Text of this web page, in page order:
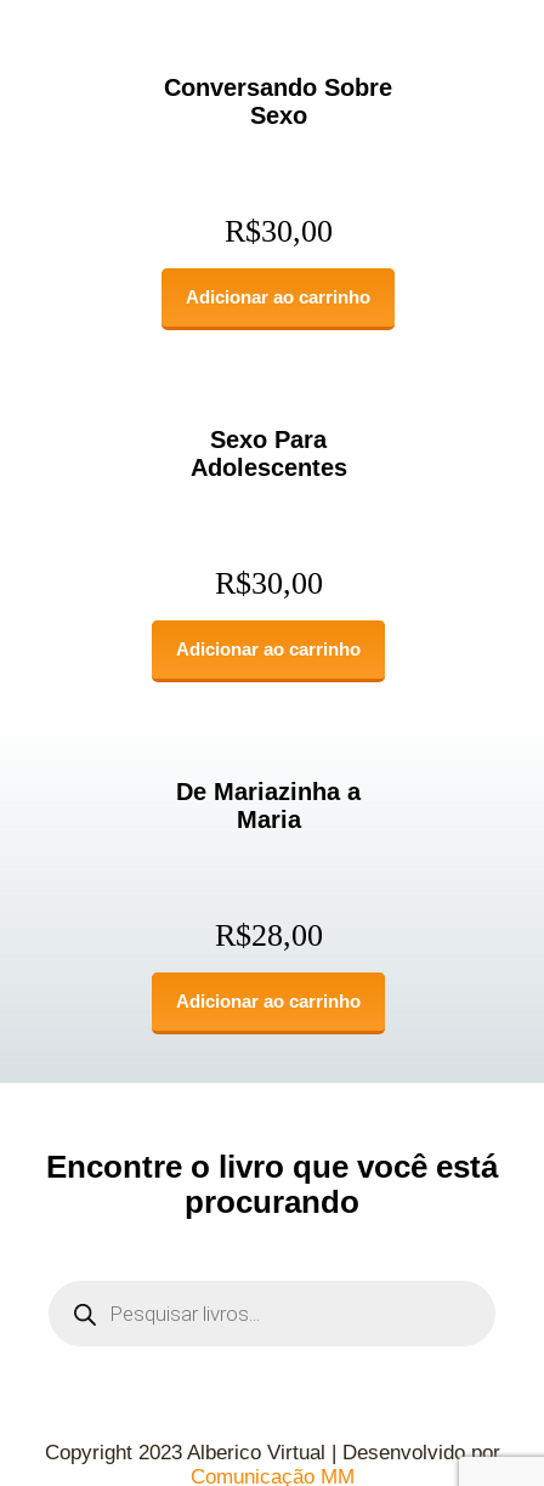
Conversando Sobre
Sexo
R$30,00
Adicionar ao carrinho
Sexo Para
Adolescentes
R$30,00
Adicionar ao carrinho
De Mariazinha a
Maria
R$28,00
Adicionar ao carrinho
Encontre o livro que você está
procurando
Copyright 2023 Alberico Virtual | Desenvolvido por
Comunicação MM